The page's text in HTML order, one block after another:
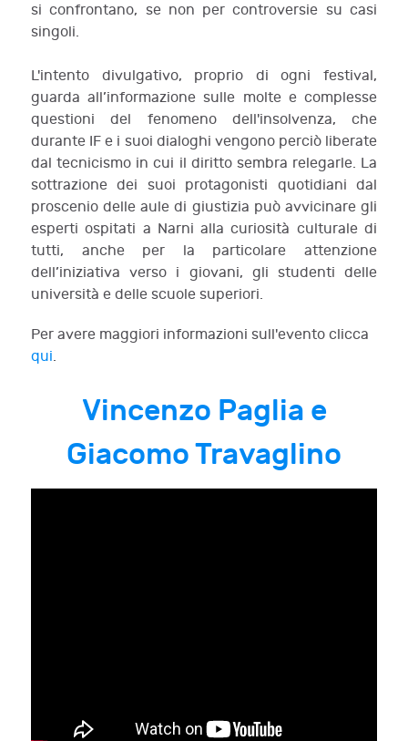
si confrontano, se non per controversie su casi
singoli.
L'intento divulgativo, proprio di ogni festival,
guarda all’informazione sulle molte e complesse
questioni del fenomeno dell'insolvenza, che
durante IF e i suoi dialoghi vengono perciò liberate
dal tecnicismo in cui il diritto sembra relegarle. La
sottrazione dei suoi protagonisti quotidiani dal
proscenio delle aule di giustizia può avvicinare gli
esperti ospitati a Narni alla curiosità culturale di
tutti, anche per la particolare attenzione
dell’iniziativa verso i giovani, gli studenti delle
università e delle scuole superiori.
Per avere maggiori informazioni sull'evento clicca
qui.
Vincenzo Paglia e
Giacomo Travaglino